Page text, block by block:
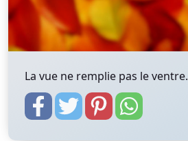
La vue ne remplie pas le ventre.